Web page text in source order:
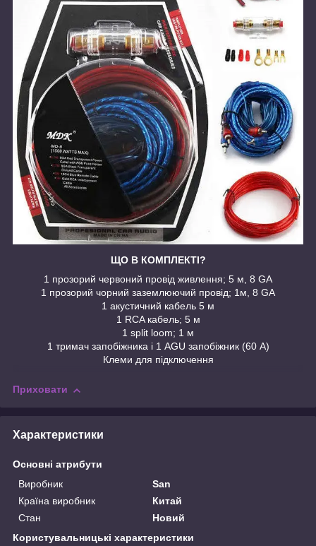
ЩО В КОМПЛЕКТІ?
1 прозорий червоний провід живлення; 5 м, 8 GA
1 прозорий чорний заземлюючий провід; 1м, 8 GA
1 акустичний кабель 5 м
1 RCA кабель; 5 м
1 split loom; 1 м
1 тримач запобіжника і 1 AGU запобіжник (60 А)
Клеми для підключення
Приховати
Характеристики
Основні атрибути
Виробник
San
Країна виробник
Китай
Стан
Новий
Користувальницькі характеристики